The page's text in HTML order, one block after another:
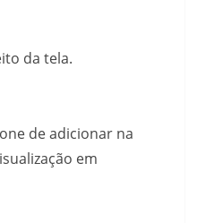
da tela.
de adicionar na
em